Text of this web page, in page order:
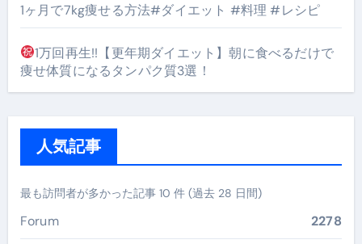
1ヶ月で7kg痩せる方法#ダイエット #料理 #レシピ
1万回再生!!【更年期ダイエット】朝に食べるだけで
痩せ体質になるタンパク質3選！
人気記事
最も訪問者が多かった記事 10 件 (過去 28 日間)
Forum 2278